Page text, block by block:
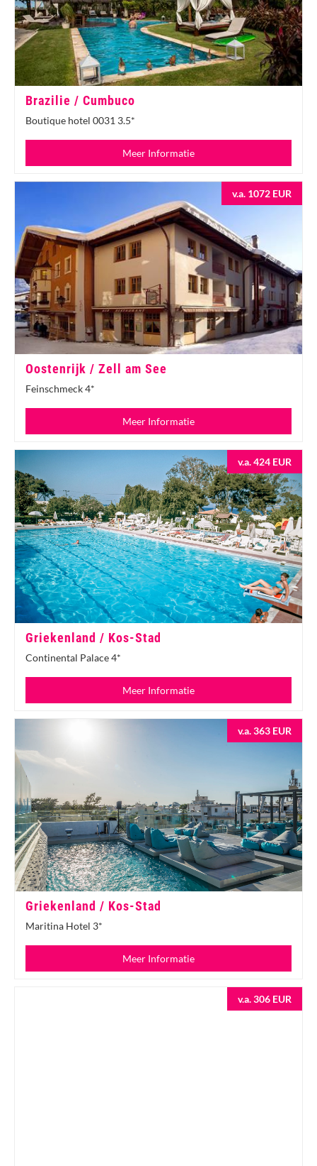
Brazilie / Cumbuco
Boutique hotel 0031 3.5*
Meer Informatie
v.a. 1072 EUR
Oostenrijk / Zell am See
Feinschmeck 4*
Meer Informatie
v.a. 424 EUR
Griekenland / Kos-Stad
Continental Palace 4*
Meer Informatie
v.a. 363 EUR
Griekenland / Kos-Stad
Maritina Hotel 3*
Meer Informatie
v.a. 306 EUR